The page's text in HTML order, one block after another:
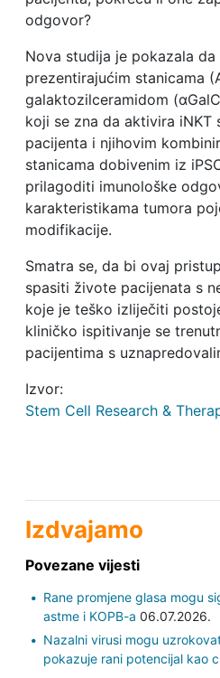
odgovor?
Nova studija je pokazala
prezentirajućim stanicama
galaktozilceramidom
koji se zna da aktivira iNKT
pacijenta i njihovim
stanicama dobivenim iz
prilagoditi imunološke
karakteristikama tumora
modifikacije.
Smatra se, da bi ovaj
spasiti živote pacijenata s
koje je teško izliječiti
kliničko ispitivanje se
pacijentima s
Izvor:
Stem Cell Research &
Izdvajamo
Povezane vijesti
Rane promjene glasa mogu
astme i KOPB-a 06.07.2026.
Nazalni virusi mogu
pokazuje rani potencijal kao